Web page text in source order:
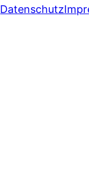
Datenschutz